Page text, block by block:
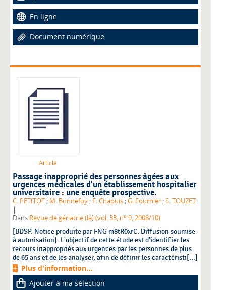
En ligne
Document numérique
Article
Passage inapproprié des personnes âgées aux
urgences médicales d'un établissement hospitalier
universitaire : une enquête prospective.
C. PETITOT ; M. Bonnefoy ; F. Chapuis ;G. Fournier ;S. TOUZET
|
Dans Revue de gériatrie (la) (vol. 33, n° 9, 2008/10)
[BDSP. Notice produite par FNG m8tR0xrC. Diffusion soumise
à autorisation]. L'objectif de cette étude est d'identifier les
recours inappropriés aux urgences par les personnes de plus
de 65 ans et de les analyser, afin de définir les caractéristi[...]
Plus d'information...
Ajouter à ma sélection